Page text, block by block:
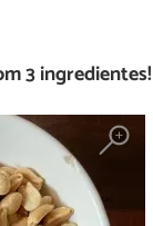
3 ingredientes!